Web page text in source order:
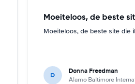
Moeiteloos, de beste
Moeiteloos, de beste site die
D Donna Freedman
Alamo Baltimore